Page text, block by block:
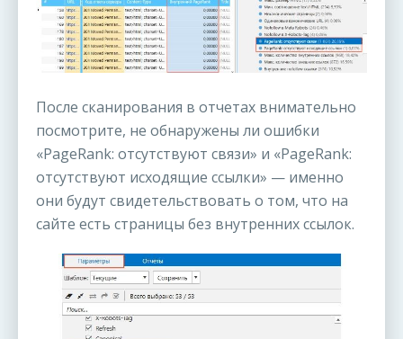
После сканирования в отчетах внимательно
посмотрите, не обнаружены ли ошибки
«PageRank: отсутствуют связи» и «PageRank:
отсутствуют исходящие ссылки» — именно
они будут свидетельствовать о том, что на
сайте есть страницы без внутренних ссылок.